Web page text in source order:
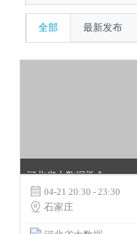
全部 最新发布
河北省大数据学会
 04-21 20:30 - 23:30
 石家庄